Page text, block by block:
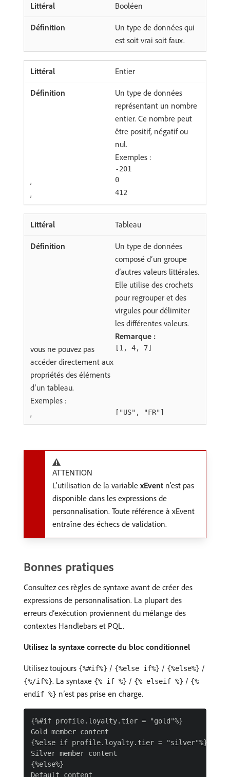
Booléen
Un type de données qui
est soit vrai soit faux.
Entier
Un type de données
représentant un nombre
entier. Ce nombre peut
être positif, négatif ou
nul.
Exemples :
-201
, 0
, 412
Tableau
Un type de données
composé d’un groupe
d’autres valeurs littérales.
Elle utilise des crochets
pour regrouper et des
virgules pour délimiter
les différentes valeurs.
Remarque :
vous ne pouvez pas
accéder directement aux
propriétés des éléments
d’un tableau.
Exemples :
[1, 4, 7]
, ["US", "FR"]
ATTENTION
L'utilisation de la variable xEvent n'est pas
disponible dans les expressions de
personnalisation. Toute référence à xEvent
entraîne des échecs de validation.
Bonnes pratiques
Consultez ces règles de syntaxe avant de créer des
expressions de personnalisation. La plupart des
erreurs d’exécution proviennent du mélange des
contextes Handlebars et PQL.
Utilisez la syntaxe correcte du bloc conditionnel
Utilisez toujours {%#if%} / {%else if%} / {%else%} /
{%/if%}. La syntaxe {% if %} / {% elseif %} / {%
endif %} n’est pas prise en charge.
{%#if profile.loyalty.tier = "gold"%}
Gold member content
{%else if profile.loyalty.tier = "silver"%}
Silver member content
{%else%}
Default content